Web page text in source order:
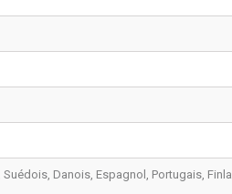
Danois, Espagnol, Portugais,